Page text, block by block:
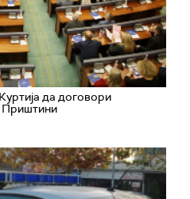
да договори
Приштини